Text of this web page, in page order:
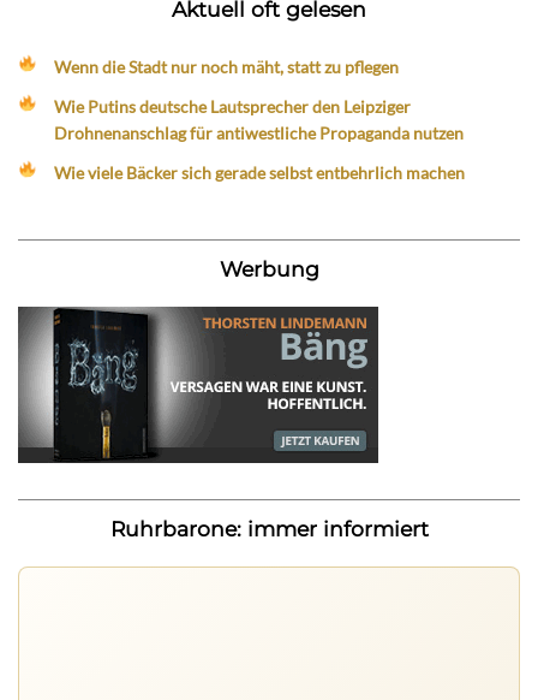
Aktuell oft gelesen
Wenn die Stadt nur noch mäht, statt zu pflegen
Wie Putins deutsche Lautsprecher den Leipziger
Drohnenanschlag für antiwestliche Propaganda nutzen
Wie viele Bäcker sich gerade selbst entbehrlich machen
Werbung
Ruhrbarone: immer informiert